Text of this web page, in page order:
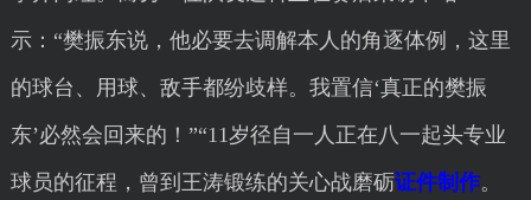
示：“樊振东说，他必要去调解本人的角逐体例，这里
的球台、用球、敌手都纷歧样。我置信‘真正的樊振
东’必然会回来的！”“11岁径自一人正在八一起头专业
球员的征程，曾到王涛锻练的关心战磨砺证件制作。